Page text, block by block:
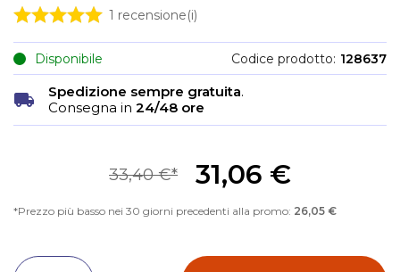
1 recensione(i)
Disponibile Codice prodotto 128637
Spedizione sempre gratuita.
Consegna in 24/48 ore
31,06 €
33,40 €
Prezzo più basso nei 30 giorni precedenti alla promo: 26,05 €